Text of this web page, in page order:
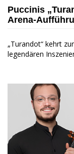
Puccinis
Arena-
„Turandot“ kehrt
legendären